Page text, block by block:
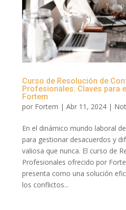
Curso de Resolución de
Profesionales: Claves para
Fortem
por Fortem | Abr 11, 2024|
En el dinámico mundo laboral
para gestionar desacuerdos y
valiosa que nunca. El curso de
Profesionales ofrecido por
presenta como una solución
los conflictos...